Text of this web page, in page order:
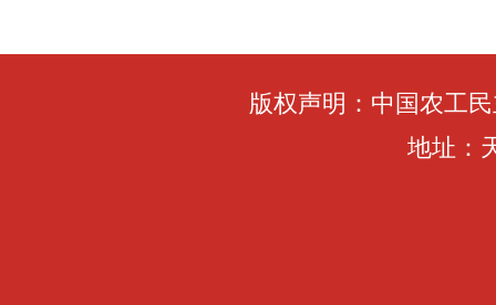
版权声明：中国农工
地址：